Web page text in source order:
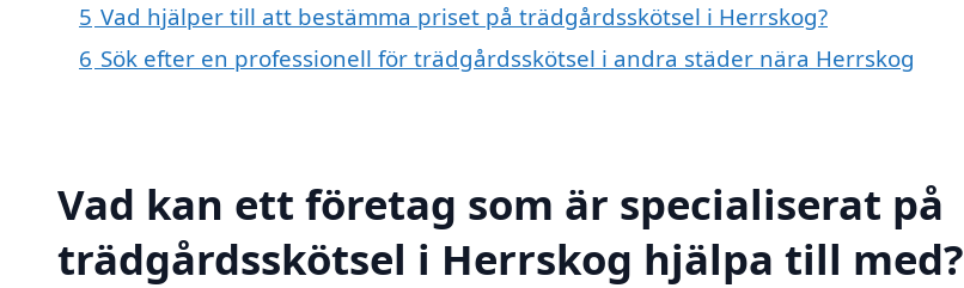
5 Vad hjälper till att bestämma priset på trädgårdsskötsel i Herrskog?
6 Sök efter en professionell för trädgårdsskötsel i andra städer nära Herrskog
Vad kan ett företag som är specialiserat på
trädgårdsskötsel i Herrskog hjälpa till med?